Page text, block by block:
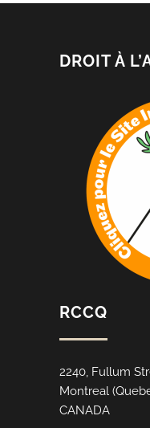
DROIT À
RCCQ
2240, Fullum
Montreal
CANADA